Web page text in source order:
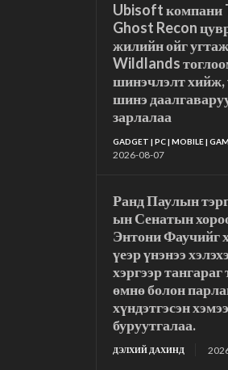
Ubisoft компани
Ghost Recon
жилийн ойг
Wildlands
шинэчлэлт хийж,
шинэ
зарлалаа
GADGET | PC | MOBILE |
2026-08-07
Ранд Паулын
ын Сенатын
Энтони Фаучийг
үеэр үнэнээ
хэргээр
өмнө болон
хүндэтгэсэн
буруутгалаа.
ДЭЛХИЙ ДАХИНД